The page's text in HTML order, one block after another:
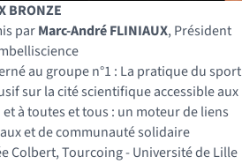
BRONZE
parMarc-André FLINIAUX, Président
au groupe n°1 : La pratique du sport
sur la cité scientifique accessible aux
et à toutes et tous : un moteur de liens
et de communauté solidaire
Colbert, Tourcoing - Université de Lille